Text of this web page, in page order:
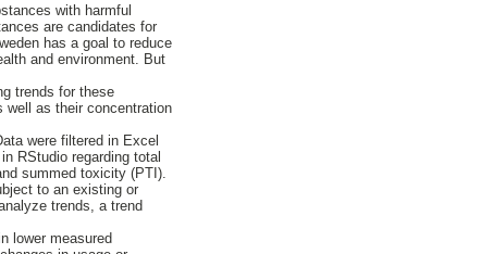
with harmful
are candidates for
has a goal to reduce
and environment. But
trends for these
well as their concentration
were filtered in Excel
RStudio regarding total
summed toxicity (PTI).
to an existing or
trends, a trend
lower measured